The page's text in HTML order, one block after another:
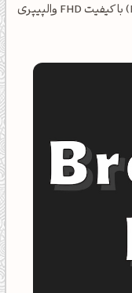
والپیپر خفن دارک برنامه‌نویسی (Break Point) با کیفیت FHD والپیپری